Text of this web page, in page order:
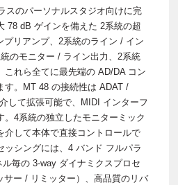
スのパーソナルスタジオ向けに完
78 dB ゲインを備えた 2系統の超
リアンプ、2系統のライン / イン
のモニター / ライン出力、2系統
これら全てに最先端の AD/DA コン
す。MT 48 の接続性は ADAT /
して拡張可能で、MIDI インターフ
。4系統の独立したモニターミック
介して本体で直接コントロールで
ッシングには、4 バンド フルパラ
毎の 3-way ダイナミクスプロセ
サー / リミッター）、高品質のリバ